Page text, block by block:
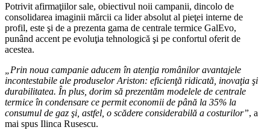
Potrivit afirmaţiilor sale, obiectivul noii campanii, dincolo de
consolidarea imaginii mărcii ca lider absolut al pieţei interne de
profil, este şi de a prezenta gama de centrale termice GalEvo,
punând accent pe evoluţia tehnologică şi pe confortul oferit de
acestea.
„Prin noua campanie aducem în atenţia românilor avantajele
incontestabile ale produselor Ariston: eficienţă ridicată, inovaţia şi
durabilitatea. În plus, dorim să prezentăm modelele de centrale
termice în condensare ce permit economii de până la 35% la
consumul de gaz şi, astfel, o scădere considerabilă a costurilor”, a
mai spus Ilinca Rusescu.